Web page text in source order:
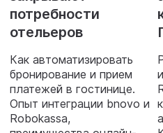
потребности
отельеров
Как автоматизировать
бронирование и прием
платежей в гостинице.
Опыт интеграции bnovo и
Robokassa,